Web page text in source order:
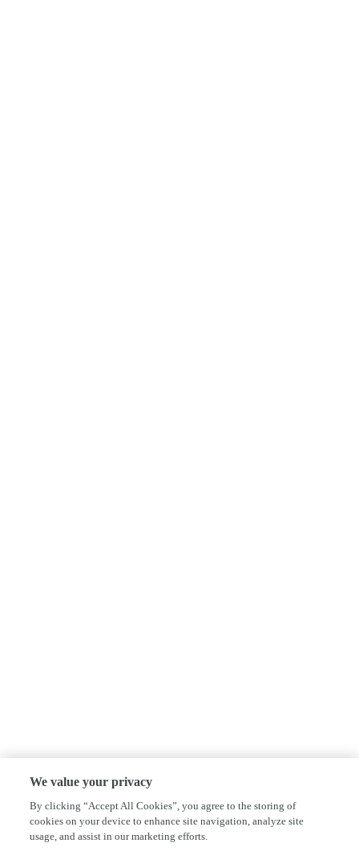
We value your privacy
By clicking “Accept All Cookies”, you agree to the storing of
cookies on your device to enhance site navigation, analyze site
usage, and assist in our marketing efforts.